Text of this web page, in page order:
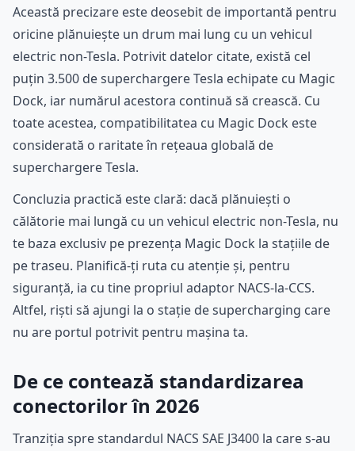
Această precizare este deosebit de importantă pentru
oricine plănuiește un drum mai lung cu un vehicul
electric non-Tesla. Potrivit datelor citate, există cel
puțin 3.500 de superchargere Tesla echipate cu Magic
Dock, iar numărul acestora continuă să crească. Cu
toate acestea, compatibilitatea cu Magic Dock este
considerată o raritate în rețeaua globală de
superchargere Tesla.
Concluzia practică este clară: dacă plănuiești o
călătorie mai lungă cu un vehicul electric non-Tesla, nu
te baza exclusiv pe prezența Magic Dock la stațiile de
pe traseu. Planifică-ți ruta cu atenție și, pentru
siguranță, ia cu tine propriul adaptor NACS-la-CCS.
Altfel, riști să ajungi la o stație de supercharging care
nu are portul potrivit pentru mașina ta.
De ce contează standardizarea
conectorilor în 2026
Tranziția spre standardul NACS SAE J3400 la care s-au